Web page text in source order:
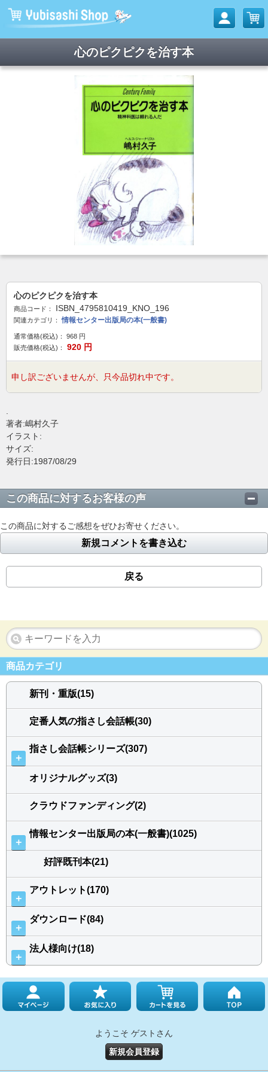
心のピクピクを治す本
心のピクピクを治す本
商品コード： ISBN_4795810419_KNO_196
関連カテゴリ： 情報センター出版局の本(一般書)
通常価格(税込)： 968 円
販売価格(税込)：
920 円
申し訳ございませんが、只今品切れ中です。
著者:嶋村久子
イラスト:
サイズ:
発行日:1987/08/29
この商品に対するお客様の声
この商品に対するご感想をぜひお寄せください。
新規コメントを書き込む
戻る
商品カテゴリ
新刊・重版(15)
定番人気の指さし会話帳(30)
＋
指さし会話帳シリーズ(307)
オリジナルグッズ(3)
クラウドファンディング(2)
＋
情報センター出版局の本(一般書)(1025)
好評既刊本(21)
＋
アウトレット(170)
＋
ダウンロード(84)
＋
法人様向け(18)
ようこそ ゲストさん
新規会員登録